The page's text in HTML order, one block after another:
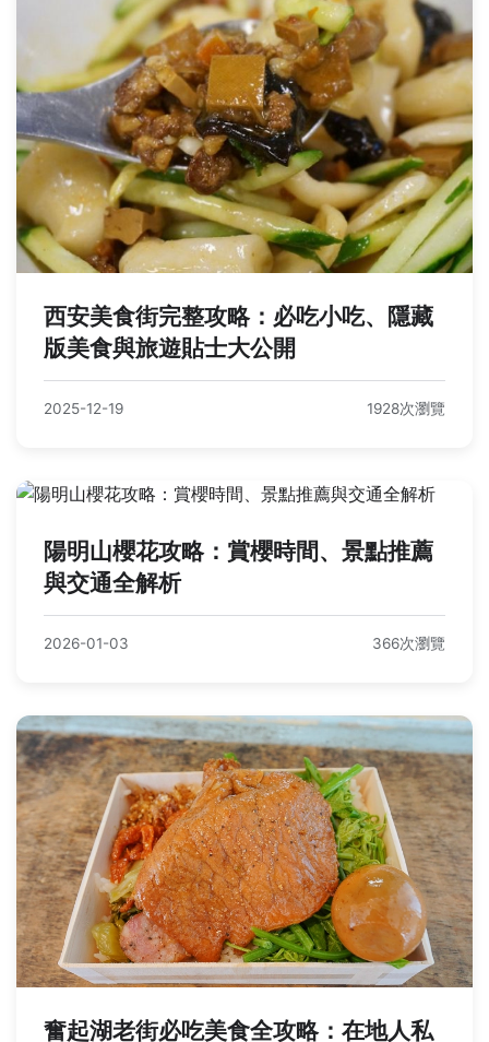
西安美食街完整攻略：必吃小吃、隱藏
版美食與旅遊貼士大公開
2025-12-19 1928次瀏覽
陽明山櫻花攻略：賞櫻時間、景點推薦
與交通全解析
2026-01-03 366次瀏覽
奮起湖老街必吃美食全攻略：在地人私